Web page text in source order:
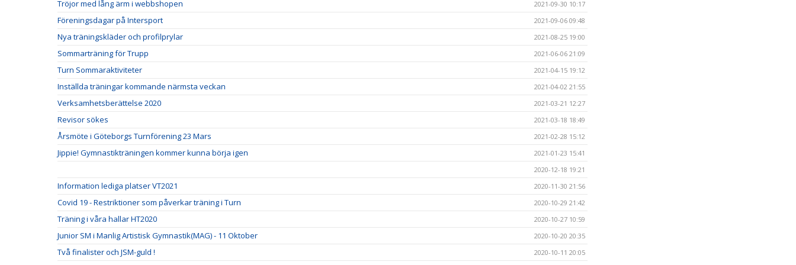
Tröjor med lång ärm i webbshopen 2021-09-30 10:17
Föreningsdagar på Intersport 2021-09-06 09:48
Nya träningskläder och profilprylar 2021-08-25 19:00
Sommarträning för Trupp 2021-06-06 21:09
Turn Sommaraktiviteter 2021-04-15 19:12
Inställda träningar kommande närmsta veckan 2021-04-02 21:55
Verksamhetsberättelse 2020 2021-03-21 12:27
Revisor sökes 2021-03-18 18:49
Årsmöte i Göteborgs Turnförening 23 Mars 2021-02-28 15:12
Jippie! Gymnastikträningen kommer kunna börja igen
2021-01-23 15:41
2020-12-18 19:21
Information lediga platser VT2021 2020-11-30 21:56
Covid 19 - Restriktioner som påverkar träning i Turn 2020-10-29 21:42
Träning i våra hallar HT2020 2020-10-27 10:59
Junior SM i Manlig Artistisk Gymnastik(MAG) - 11 Oktober 2020-10-20 20:35
Två finalister och JSM-guld ! 2020-10-11 20:05